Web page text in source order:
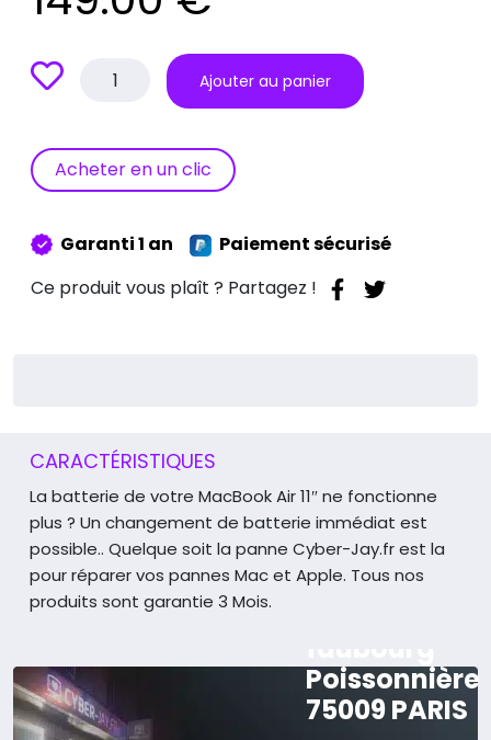
quantité
Remplacement
Macbook
Ajouter au panier
Acheter en un clic
Garanti 1 an
Paiement sécurisé
Ce produit vous plaît ? Partagez !
CARACTÉRISTIQUES
La batterie de votre MacBook Air 11″ ne fonctionne
plus ? Un changement de batterie immédiat est
possible.. Quelque soit la panne Cyber-Jay.fr est la
pour réparer vos pannes Mac et Apple. Tous nos
produits sont garantie 3 Mois.
Poissonnière
75009 PARIS